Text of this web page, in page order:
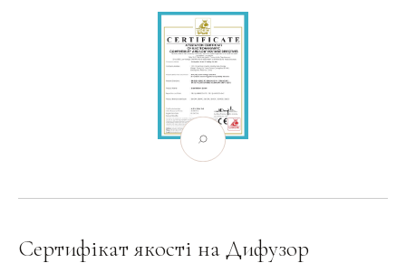
Сертифікат якості на Дифузор